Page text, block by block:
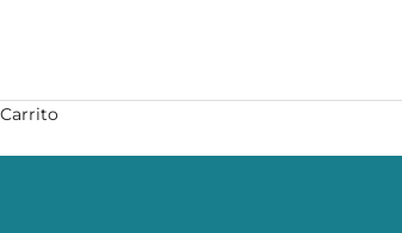
Carrito